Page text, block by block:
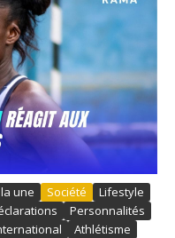
une Société
Lifestyle
Personnalités
Athlétisme